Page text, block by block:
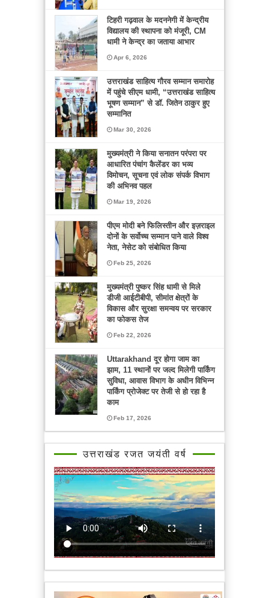
टिहरी गढ़वाल के मदननेगी में केन्द्रीय
विद्यालय की स्थापना को मंजूरी, CM
धामी ने केन्द्र का जताया आभार
Apr 6, 2026
उत्तराखंड साहित्य गौरव सम्मान समारोह
में पहुंचे सीएम धामी, “उत्तराखंड साहित्य
भूषण सम्मान” से डॉ. जितेन ठाकुर हुए
सम्मानित
Mar 30, 2026
मुख्यमंत्री ने किया सनातन परंपरा पर
आधारित पंचांग कैलेंडर का भव्य
विमोचन, सूचना एवं लोक संपर्क विभाग
की अभिनव पहल
Mar 19, 2026
पीएम मोदी बने फिलिस्तीन और इज़राइल
दोनों के सर्वोच्च सम्मान पाने वाले विश्व
नेता, नेसेट को संबोधित किया
Feb 25, 2026
मुख्यमंत्री पुष्कर सिंह धामी से मिले
डीजी आईटीबीपी, सीमांत क्षेत्रों के
विकास और सुरक्षा समन्वय पर सरकार
का फोकस तेज
Feb 22, 2026
Uttarakhand दूर होगा जाम का
झाम, 11 स्थानों पर जल्द मिलेगी पार्किंग
सुविधा, आवास विभाग के अधीन विभिन्न
पार्किंग प्रोजेक्ट पर तेजी से हो रहा है
काम
Feb 17, 2026
उत्तराखंड रजत जयंती वर्ष